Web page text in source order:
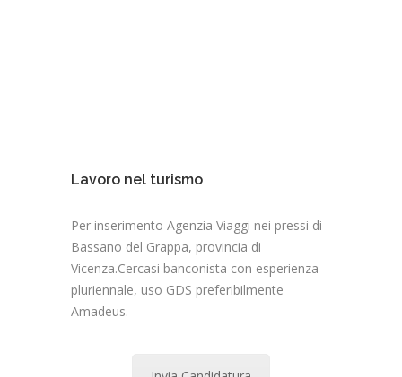
Lavoro nel turismo
Per inserimento Agenzia Viaggi nei pressi di
Bassano del Grappa, provincia di
Vicenza.Cercasi banconista con esperienza
pluriennale, uso GDS preferibilmente
Amadeus.